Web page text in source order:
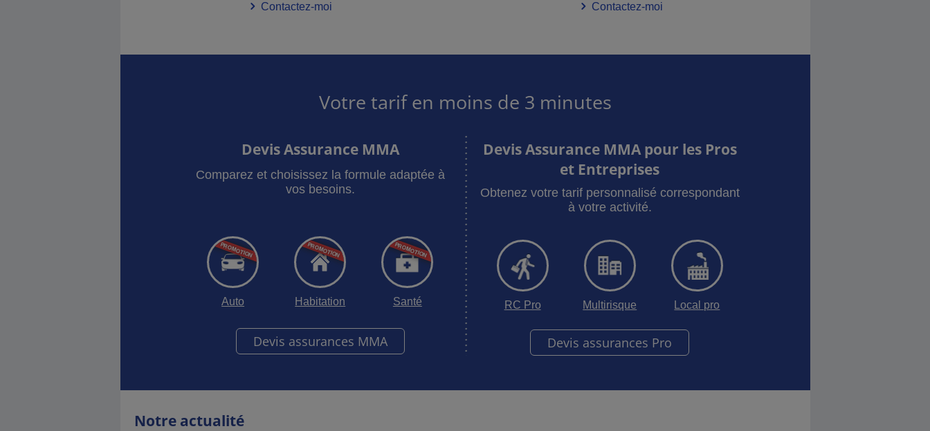
Contactez-moi Contactez-moi
Votre tarif en moins de 3 minutes
Devis Assurance MMA
Comparez et choisissez la formule adaptée à
vos besoins.
Auto Habitation Santé
Devis assurances MMA
Devis Assurance MMA pour les Pros
et Entreprises
Obtenez votre tarif personnalisé correspondant
à votre activité.
RC Pro Multirisque Local pro
Devis assurances Pro
Notre actualité